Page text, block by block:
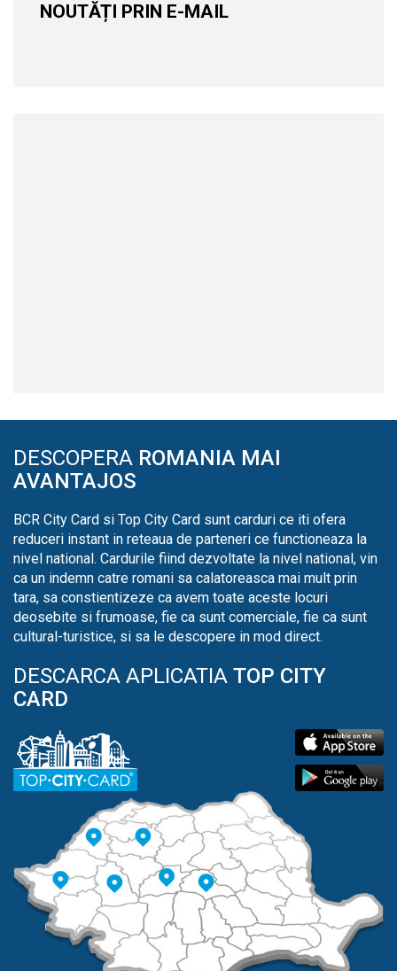
NOUTĂȚI PRIN E-MAIL
DESCOPERA ROMANIA MAI
AVANTAJOS
BCR City Card si Top City Card sunt carduri ce iti ofera
reduceri instant in reteaua de parteneri ce functioneaza la
nivel national. Cardurile fiind dezvoltate la nivel national, vin
ca un indemn catre romani sa calatoreasca mai mult prin
tara, sa constientizeze ca avem toate aceste locuri
deosebite si frumoase, fie ca sunt comerciale, fie ca sunt
cultural-turistice, si sa le descopere in mod direct.
DESCARCA APLICATIA TOP CITY
CARD